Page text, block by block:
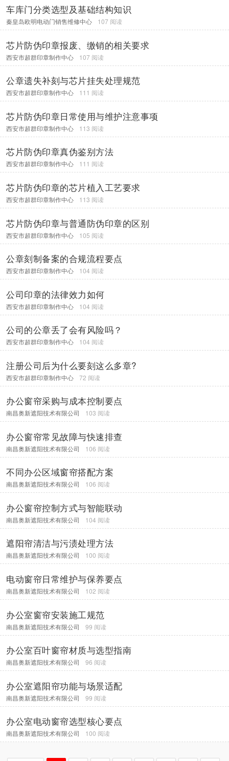
车库门分类选型及基础结构知识
秦皇岛欧明电动门销售维修中心 107 阅读
芯片防伪印章报废、缴销的相关要求
西安市超群印章制作中心 107 阅读
公章遗失补刻与芯片挂失处理规范
西安市超群印章制作中心 111 阅读
芯片防伪印章日常使用与维护注意事项
西安市超群印章制作中心 113 阅读
芯片防伪印章真伪鉴别方法
西安市超群印章制作中心 111 阅读
芯片防伪印章的芯片植入工艺要求
西安市超群印章制作中心 113 阅读
芯片防伪印章与普通防伪印章的区别
西安市超群印章制作中心 105 阅读
公章刻制备案的合规流程要点
西安市超群印章制作中心 104 阅读
公司印章的法律效力如何
西安市超群印章制作中心 104 阅读
公司的公章丢了会有风险吗？
西安市超群印章制作中心 104 阅读
注册公司后为什么要刻这么多章?
西安市超群印章制作中心 72 阅读
办公窗帘采购与成本控制要点
南昌奥新遮阳技术有限公司 103 阅读
办公窗帘常见故障与快速排查
南昌奥新遮阳技术有限公司 106 阅读
不同办公区域窗帘搭配方案
南昌奥新遮阳技术有限公司 106 阅读
办公窗帘控制方式与智能联动
南昌奥新遮阳技术有限公司 104 阅读
遮阳帘清洁与污渍处理方法
南昌奥新遮阳技术有限公司 100 阅读
电动窗帘日常维护与保养要点
南昌奥新遮阳技术有限公司 102 阅读
办公室窗帘安装施工规范
南昌奥新遮阳技术有限公司 99 阅读
办公室百叶窗帘材质与选型指南
南昌奥新遮阳技术有限公司 96 阅读
办公室遮阳帘功能与场景适配
南昌奥新遮阳技术有限公司 99 阅读
办公室电动窗帘选型核心要点
南昌奥新遮阳技术有限公司 100 阅读